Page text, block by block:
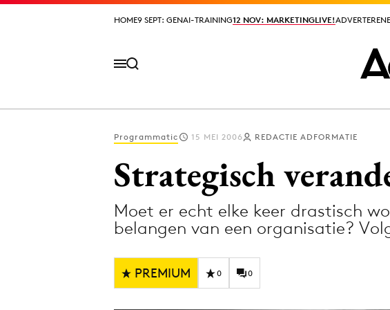
HOME9 SEPT: GENAI-TRAINING12 NOV: MARKETINGLIVE!ADVERTEREN
HOME9 SEPT: GENAI-TRAINING12 NOV: MARKETINGLIVE!ADVERTEREN
Digital transformation
Diversiteit
Programmatic 15 MEI 2006 REDACTIE ADFORMATIE
Strategisch
Moet er echt elke keer drastisch
belangen van een organisatie?
PREMIUM 0 0